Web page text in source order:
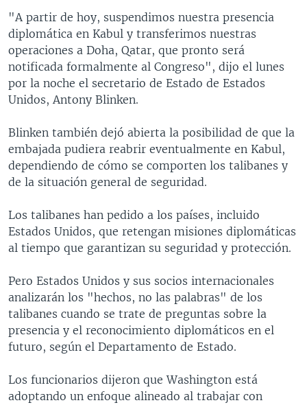
"A partir de hoy, suspendimos nuestra presencia
diplomática en Kabul y transferimos nuestras
operaciones a Doha, Qatar, que pronto será
notificada formalmente al Congreso", dijo el lunes
por la noche el secretario de Estado de Estados
Unidos, Antony Blinken.
Blinken también dejó abierta la posibilidad de que la
embajada pudiera reabrir eventualmente en Kabul,
dependiendo de cómo se comporten los talibanes y
de la situación general de seguridad.
Los talibanes han pedido a los países, incluido
Estados Unidos, que retengan misiones diplomáticas
al tiempo que garantizan su seguridad y protección.
Pero Estados Unidos y sus socios internacionales
analizarán los "hechos, no las palabras" de los
talibanes cuando se trate de preguntas sobre la
presencia y el reconocimiento diplomáticos en el
futuro, según el Departamento de Estado.
Los funcionarios dijeron que Washington está
adoptando un enfoque alineado al trabajar con